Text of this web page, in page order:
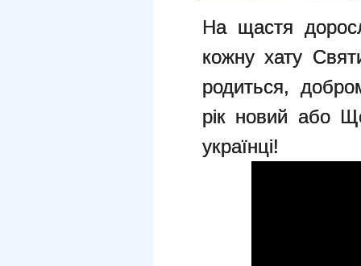
На щастя
кожну хату
родиться,
рік новий або
українці!